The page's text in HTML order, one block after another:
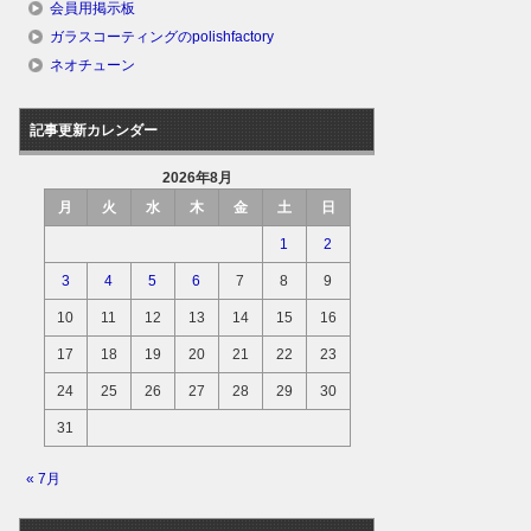
会員用掲示板
ガラスコーティングのpolishfactory
ネオチューン
記事更新カレンダー
2026年8月
月
火 水 木 金 土 日
1 2
3 4 5 6 7 8 9
10 11 12 13 14 15 16
17 18 19 20 21 22 23
24 25 26 27 28 29 30
31
« 7月